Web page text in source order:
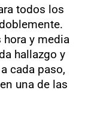
todos los
hora y media
hallazgo y
cada paso,
una de las